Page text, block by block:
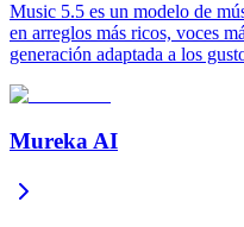
Music 5.5 es un modelo de
en arreglos más ricos, voces
generación adaptada a los
Mureka AI